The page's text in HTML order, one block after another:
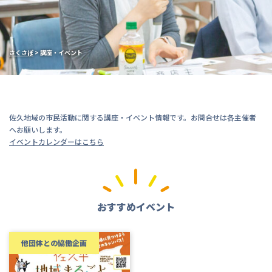
さくさぽ >講座・イベント
佐久地域の市民活動に関する講座・イベント情報です。お問合せは各主催者
へお願いします。
イベントカレンダーはこちら
おすすめイベント
他団体との協働企画